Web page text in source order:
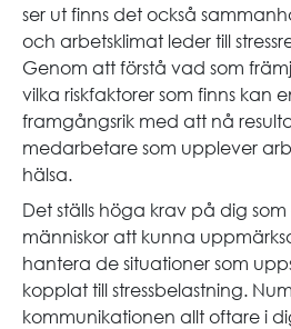
ser ut finns det också
och arbetsklimat leder till
Genom att förstå vad som
vilka riskfaktorer som finns kan
framgångsrik med att nå
medarbetare som upplever
hälsa.
Det ställs höga krav på dig
människor att kunna
hantera de situationer som
kopplat till stressbelastning.
kommunikationen allt oftare i